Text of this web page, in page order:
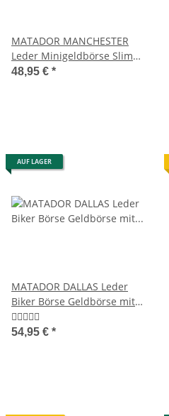
MATADOR MANCHESTER
Leder Minigeldbörse Slim
Wallet Trifold RFID
48,95 € *
AUF LAGER
MATADOR DALLAS Leder
Biker Börse Geldbörse mit
Kette RFID Quer
54,95 € *